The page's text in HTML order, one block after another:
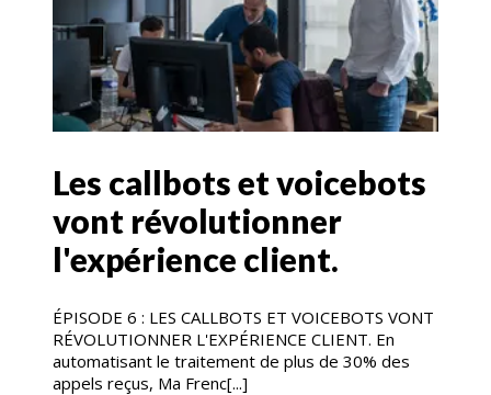
Les callbots et voicebots
vont révolutionner
l'expérience client.
ÉPISODE 6 : LES CALLBOTS ET VOICEBOTS VONT
RÉVOLUTIONNER L'EXPÉRIENCE CLIENT. En
automatisant le traitement de plus de 30% des
appels reçus, Ma Frenc[...]